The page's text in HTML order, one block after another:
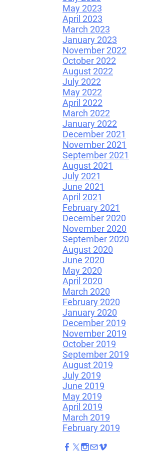
May 2023
April 2023
March 2023
January 2023
November 2022
October 2022
August 2022
July 2022
May 2022
April 2022
March 2022
January 2022
December 2021
November 2021
September 2021
August 2021
July 2021
June 2021
April 2021
February 2021
December 2020
November 2020
September 2020
August 2020
June 2020
May 2020
April 2020
March 2020
February 2020
January 2020
December 2019
November 2019
October 2019
September 2019
August 2019
July 2019
June 2019
May 2019
April 2019
March 2019
February 2019